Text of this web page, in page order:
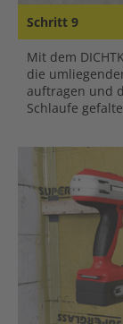
Schritt 9
Mit dem
die
auftragen und
Schlaufe